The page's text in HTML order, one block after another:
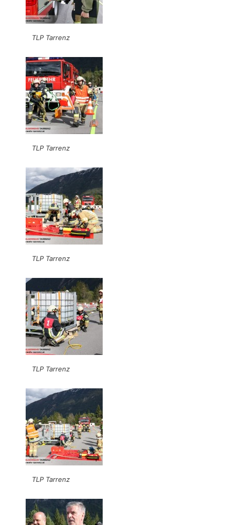
TLP Tarrenz
TLP Tarrenz
TLP Tarrenz
TLP Tarrenz
TLP Tarrenz